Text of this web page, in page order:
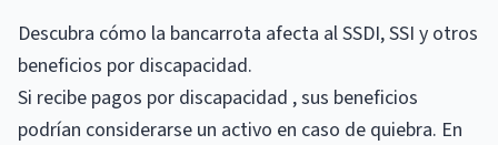
Descubra cómo la bancarrota afecta al SSDI, SSI y otros
beneficios por discapacidad.
Si recibe pagos por discapacidad , sus beneficios
podrían considerarse un activo en caso de quiebra. En